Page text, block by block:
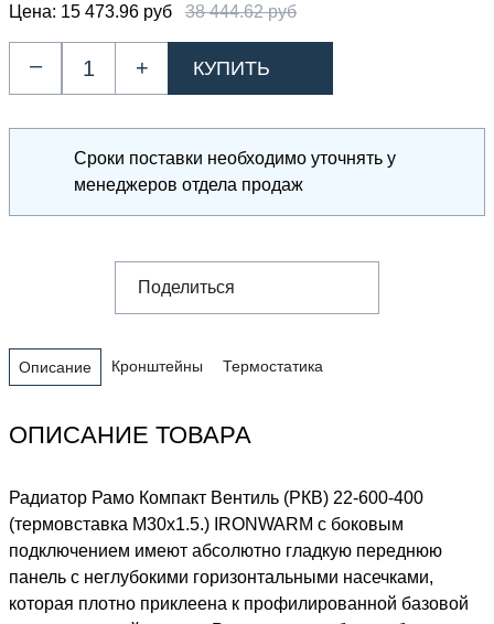
Цена: 15 473.96 руб 38 444.62 руб
– +
Сроки поставки необходимо уточнять у
менеджеров отдела продаж
Поделиться
Описание Кронштейны Термостатика
ОПИСАНИЕ ТОВАРА
Радиатор Рамо Компакт Вентиль (РКВ) 22-600-400
(термовставка М30х1.5.) IRONWARM с боковым
подключением имеют абсолютно гладкую переднюю
панель с неглубокими горизонтальными насечками,
которая плотно приклеена к профилированной базовой